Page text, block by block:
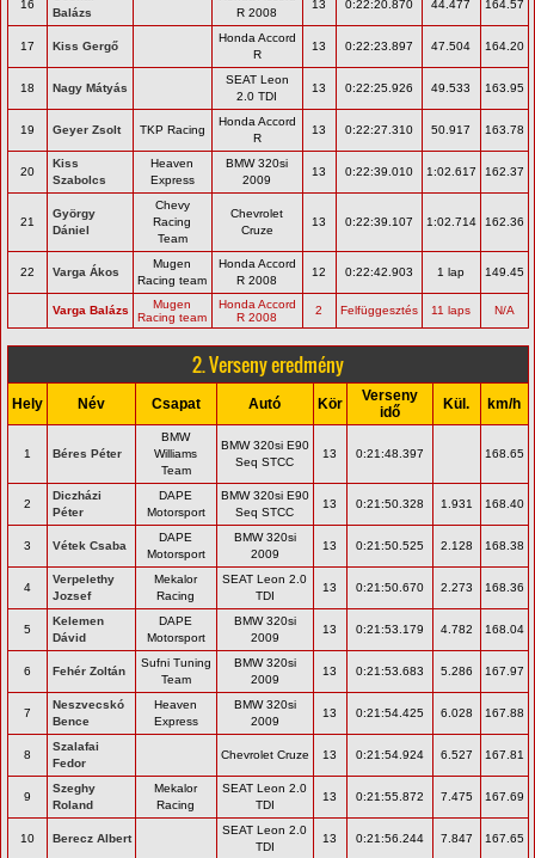
16
Balázs
R 2008
13 0:22:20.870 44.477 164.57
17 Kiss Gergő
Honda Accord
R
13 0:22:23.897 47.504 164.20
18 Nagy Mátyás
SEAT Leon
2.0 TDI
13 0:22:25.926 49.533 163.95
19 Geyer Zsolt TKP Racing
Honda Accord
R
13 0:22:27.310 50.917 163.78
20
Kiss
Szabolcs
Heaven
Express
BMW 320si
2009
13 0:22:39.010 1:02.617 162.37
21
György
Dániel
Chevy
Racing
Team
Chevrolet
Cruze
13 0:22:39.107 1:02.714 162.36
22 Varga Ákos
Mugen
Racing team
Honda Accord
R 2008
12 0:22:42.903 1 lap 149.45
Varga Balázs
Mugen
Racing team
Honda Accord
R 2008
2 Felfüggesztés 11 laps N/A
2. Verseny eredmény
Hely Név Csapat Autó Kör
Verseny
idő
Kül. km/h
1 Béres Péter
BMW
Williams
Team
BMW 320si E90
Seq STCC
13 0:21:48.397 168.65
2
Diczházi
Péter
DAPE
Motorsport
BMW 320si E90
Seq STCC
13 0:21:50.328 1.931 168.40
3 Vétek Csaba
DAPE
Motorsport
BMW 320si
2009
13 0:21:50.525 2.128 168.38
4
Verpelethy
Jozsef
Mekalor
Racing
SEAT Leon 2.0
TDI
13 0:21:50.670 2.273 168.36
5
Kelemen
Dávid
DAPE
Motorsport
BMW 320si
2009
13 0:21:53.179 4.782 168.04
6 Fehér Zoltán
Sufni Tuning
Team
BMW 320si
2009
13 0:21:53.683 5.286 167.97
7
Neszvecskó
Bence
Heaven
Express
BMW 320si
2009
13 0:21:54.425 6.028 167.88
8
Szalafai
Fedor
Chevrolet Cruze 13 0:21:54.924 6.527 167.81
9
Szeghy
Roland
Mekalor
Racing
SEAT Leon 2.0
TDI
13 0:21:55.872 7.475 167.69
10 Berecz Albert
SEAT Leon 2.0
TDI
13 0:21:56.244 7.847 167.65